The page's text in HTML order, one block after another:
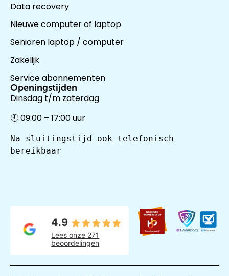
Data recovery
Nieuwe computer of laptop
Senioren laptop / computer
Zakelijk
Service abonnementen
Openingstijden
Dinsdag t/m zaterdag
🕘 09:00 – 17:00 uur
Na sluitingstijd ook telefonisch
bereikbaar
4.9
Lees onze 271
beoordelingen